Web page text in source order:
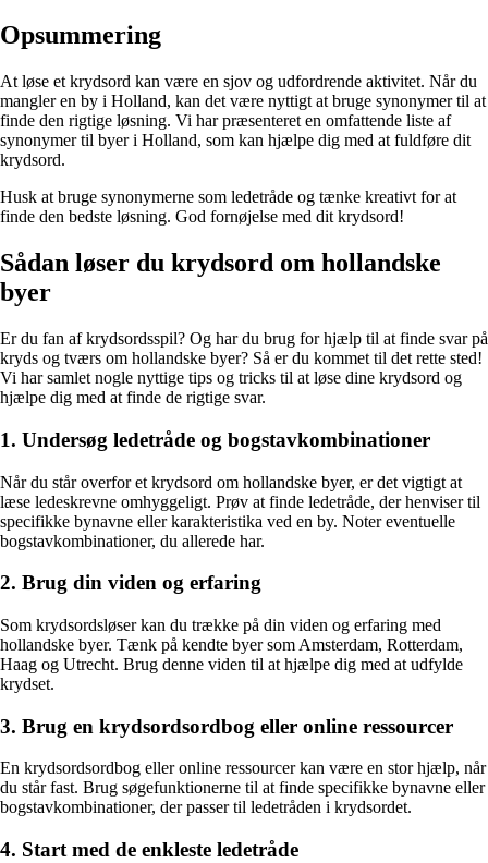
Opsummering
At løse et krydsord kan være en sjov og udfordrende aktivitet. Når du
mangler en by i Holland, kan det være nyttigt at bruge synonymer til at
finde den rigtige løsning. Vi har præsenteret en omfattende liste af
synonymer til byer i Holland, som kan hjælpe dig med at fuldføre dit
krydsord.
Husk at bruge synonymerne som ledetråde og tænke kreativt for at
finde den bedste løsning. God fornøjelse med dit krydsord!
Sådan løser du krydsord om hollandske
byer
Er du fan af krydsordsspil? Og har du brug for hjælp til at finde svar på
kryds og tværs om hollandske byer? Så er du kommet til det rette sted!
Vi har samlet nogle nyttige tips og tricks til at løse dine krydsord og
hjælpe dig med at finde de rigtige svar.
1. Undersøg ledetråde og bogstavkombinationer
Når du står overfor et krydsord om hollandske byer, er det vigtigt at
læse ledeskrevne omhyggeligt. Prøv at finde ledetråde, der henviser til
specifikke bynavne eller karakteristika ved en by. Noter eventuelle
bogstavkombinationer, du allerede har.
2. Brug din viden og erfaring
Som krydsordsløser kan du trække på din viden og erfaring med
hollandske byer. Tænk på kendte byer som Amsterdam, Rotterdam,
Haag og Utrecht. Brug denne viden til at hjælpe dig med at udfylde
krydset.
3. Brug en krydsordsordbog eller online ressourcer
En krydsordsordbog eller online ressourcer kan være en stor hjælp, når
du står fast. Brug søgefunktionerne til at finde specifikke bynavne eller
bogstavkombinationer, der passer til ledetråden i krydsordet.
4. Start med de enkleste ledetråde